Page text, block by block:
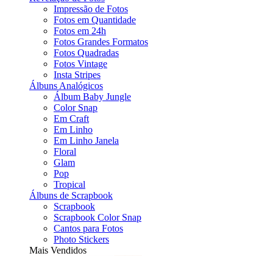
Impressão de Fotos
Fotos em Quantidade
Fotos em 24h
Fotos Grandes Formatos
Fotos Quadradas
Fotos Vintage
Insta Stripes
Álbuns Analógicos
Álbum Baby Jungle
Color Snap
Em Craft
Em Linho
Em Linho Janela
Floral
Glam
Pop
Tropical
Álbuns de Scrapbook
Scrapbook
Scrapbook Color Snap
Cantos para Fotos
Photo Stickers
Mais Vendidos